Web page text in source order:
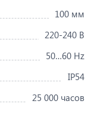
100 мм
220-240 В
50…60 Hz
IP54
25 000 часов